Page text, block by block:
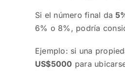
Si el número final da
6% o 8%, podría
Ejemplo: si una
US$5000 para